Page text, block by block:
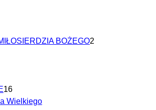
BOŻEGO2
16
Wielkiego